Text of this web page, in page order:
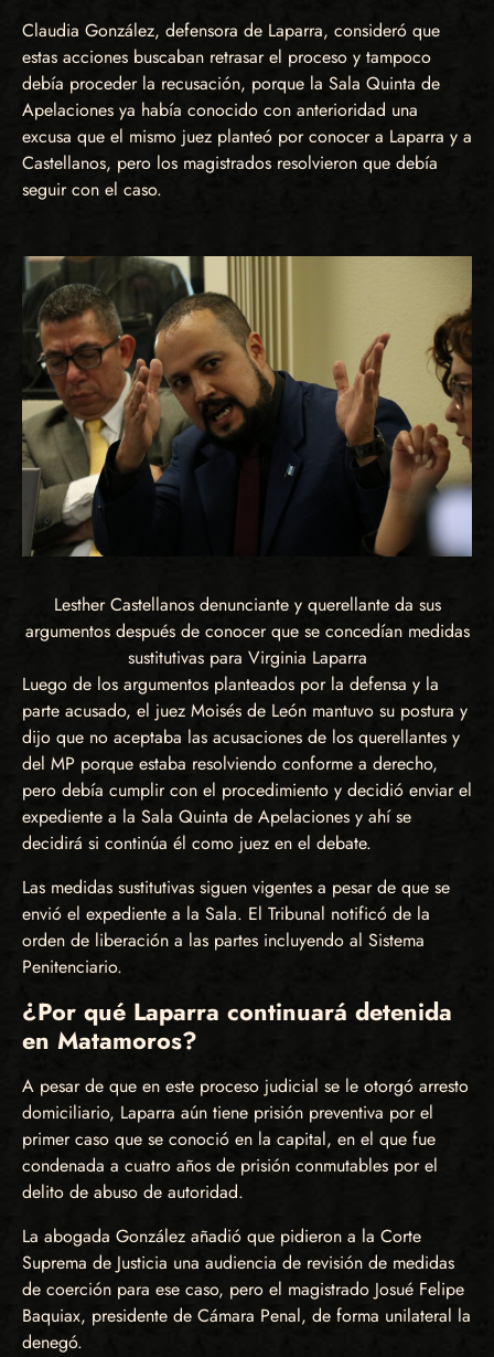
Claudia González, defensora de Laparra, consideró que
estas acciones buscaban retrasar el proceso y tampoco
debía proceder la recusación, porque la Sala Quinta de
Apelaciones ya había conocido con anterioridad una
excusa que el mismo juez planteó por conocer a Laparra y a
Castellanos, pero los magistrados resolvieron que debía
seguir con el caso.
Lesther Castellanos denunciante y querellante da sus
argumentos después de conocer que se concedían medidas
sustitutivas para Virginia Laparra
Luego de los argumentos planteados por la defensa y la
parte acusado, el juez Moisés de León mantuvo su postura y
dijo que no aceptaba las acusaciones de los querellantes y
del MP porque estaba resolviendo conforme a derecho,
pero debía cumplir con el procedimiento y decidió enviar el
expediente a la Sala Quinta de Apelaciones y ahí se
decidirá si continúa él como juez en el debate.
Las medidas sustitutivas siguen vigentes a pesar de que se
envió el expediente a la Sala. El Tribunal notificó de la
orden de liberación a las partes incluyendo al Sistema
Penitenciario.
¿Por qué Laparra continuará detenida
en Matamoros?
A pesar de que en este proceso judicial se le otorgó arresto
domiciliario, Laparra aún tiene prisión preventiva por el
primer caso que se conoció en la capital, en el que fue
condenada a cuatro años de prisión conmutables por el
delito de abuso de autoridad.
La abogada González añadió que pidieron a la Corte
Suprema de Justicia una audiencia de revisión de medidas
de coerción para ese caso, pero el magistrado Josué Felipe
Baquiax, presidente de Cámara Penal, de forma unilateral la
denegó.